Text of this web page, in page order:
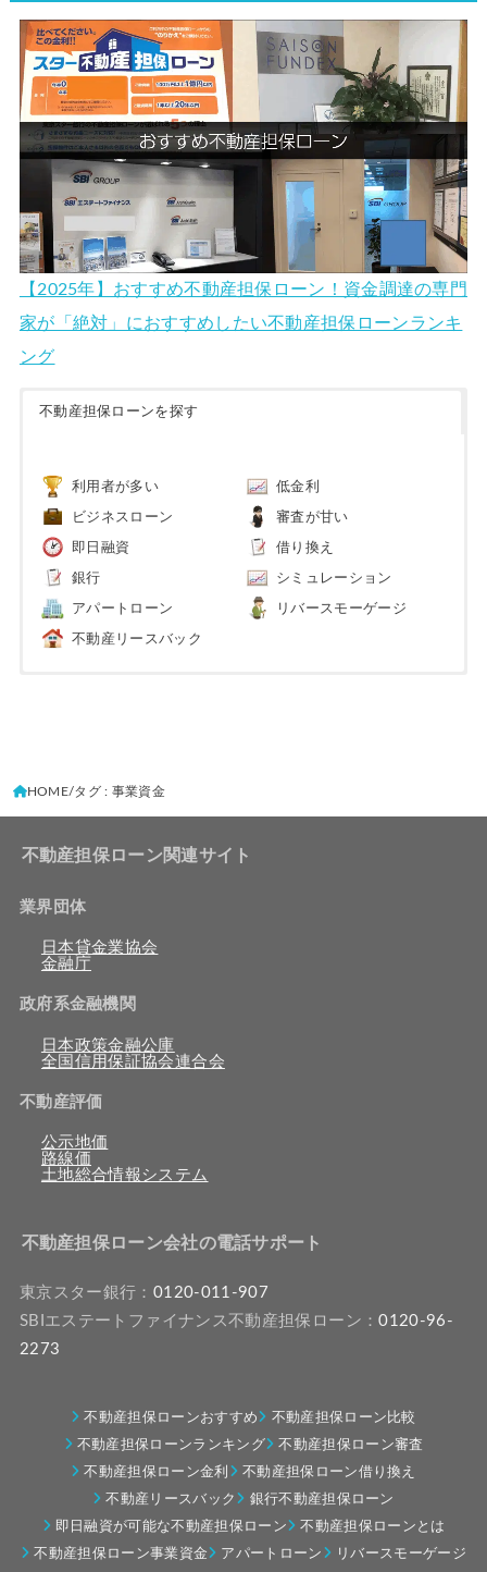
【2025年】おすすめ不動産担保ローン！資金調達の専門
家が「絶対」におすすめしたい不動産担保ローンランキ
ング
不動産担保ローンを探す
利用者が多い 低金利
ビジネスローン 審査が甘い
即日融資 借り換え
銀行 シミュレーション
アパートローン リバースモーゲージ
不動産リースバック
HOME タグ : 事業資金
不動産担保ローン関連サイト
業界団体
日本貸金業協会
金融庁
政府系金融機関
日本政策金融公庫
全国信用保証協会連合会
不動産評価
公示地価
路線価
土地総合情報システム
不動産担保ローン会社の電話サポート
東京スター銀行： 0120-011-907
SBIエステートファイナンス不動産担保ローン：0120-96-
2273
不動産担保ローンおすすめ
不動産担保ローン比較
不動産担保ローンランキング
不動産担保ローン審査
不動産担保ローン金利
不動産担保ローン借り換え
不動産リースバック
銀行不動産担保ローン
即日融資が可能な不動産担保ローン
不動産担保ローンとは
不動産担保ローン事業資金
アパートローン リバースモーゲージ